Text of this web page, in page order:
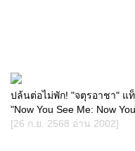
ปล้นต่อไม่พัก! "จตุรอาชา" แ
"Now You See Me: Now
[26 ก.ย. 2568 อ่าน 2002]